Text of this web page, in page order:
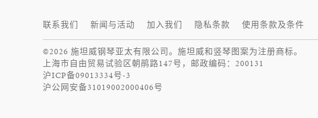
联系我们 新闻与活动 加入我们 隐私条款 使用条款及条件
©2026 施坦威钢琴亚太有限公司。施坦威和竖琴图案为注册商标。
上海市自由贸易试验区朝鹃路147号，邮政编码：200131
沪ICP备09013334号-3
沪公网安备31019002000406号